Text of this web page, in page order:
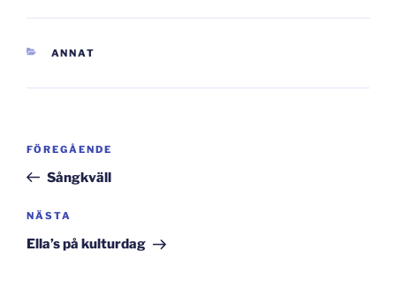
KATEGORIER
ANNAT
Inläggsnavigering
Föregående
inlägg
FÖREGÅENDE
Sångkväll
Nästa
inlägg
NÄSTA
Ella’s på kulturdag